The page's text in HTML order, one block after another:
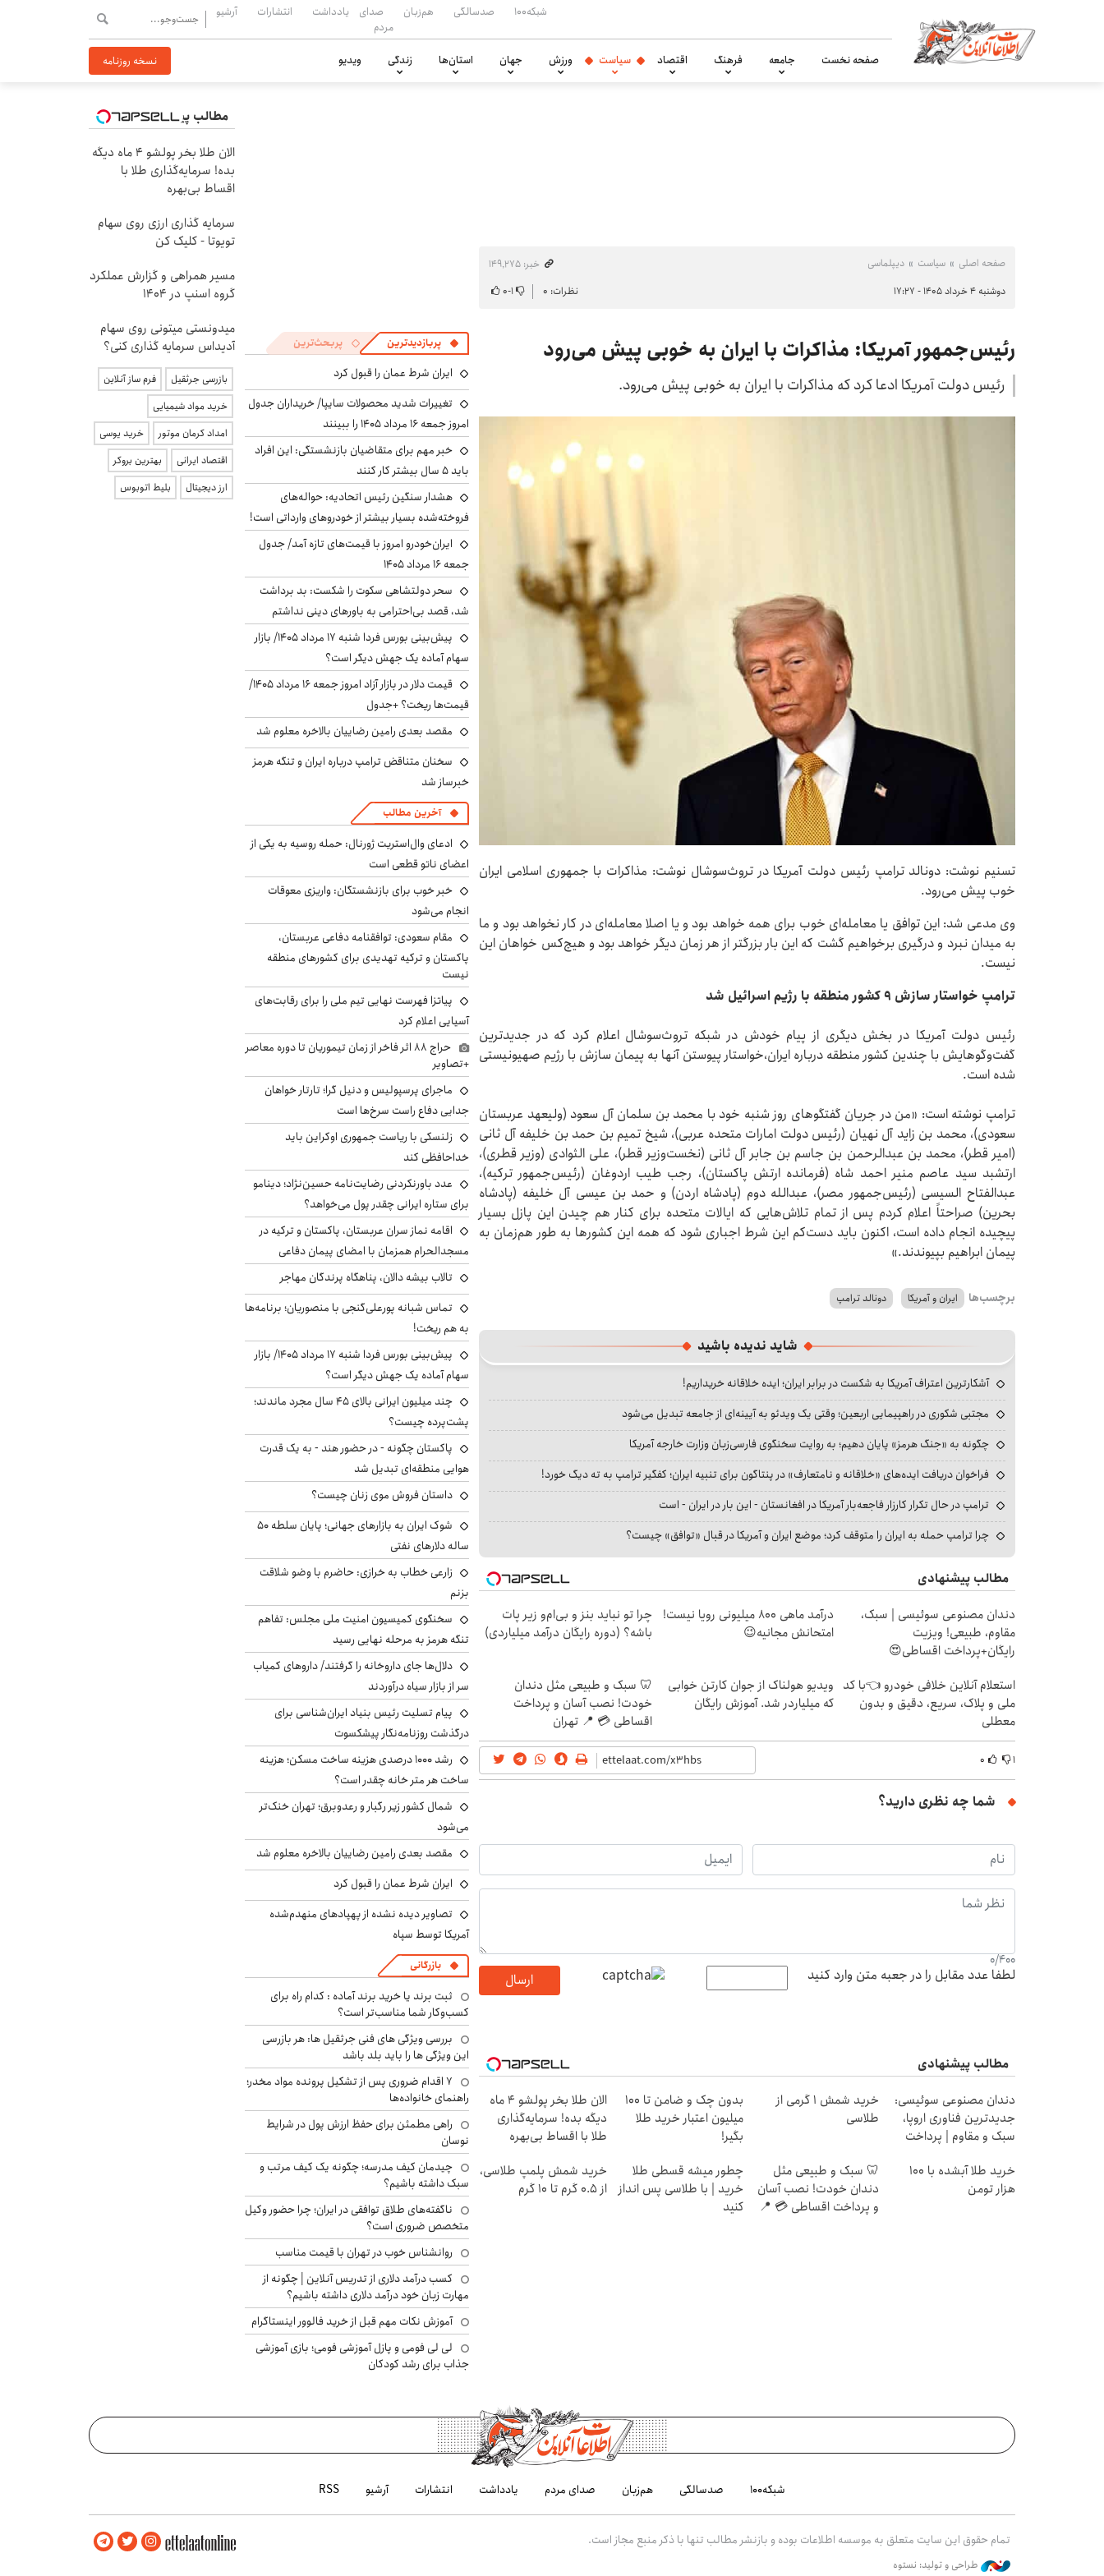
شبکه۱۰۰ صدسالگی هم‌زبان
صدای
مردم
یادداشت انتشارات آرشیو
صفحه نخست جامعه فرهنگ اقتصاد سیاست ورزش جهان استان‌ها زندگی ویدیو نسخه روزنامه
صفحه اصلی سیاست دیپلماسی
خبر: ۱۴۹٬۲۷۵
دوشنبه ۴ خرداد ۱۴۰۵ - ۱۷:۲۷
نظرات: ۰ ۱-۰
رئیس‌جمهور آمریکا: مذاکرات با ایران به خوبی پیش می‌رود
رئیس دولت آمریکا ادعا کرد که مذاکرات با ایران به خوبی پیش می‌رود.
تسنیم نوشت: دونالد ترامپ رئیس دولت آمریکا در تروث‌سوشال نوشت: مذاکرات با جمهوری اسلامی ایران
خوب پیش می‌رود.
وی مدعی شد: این توافق یا معامله‌ای خوب برای همه خواهد بود و یا اصلا معامله‌ای در کار نخواهد بود و ما
به میدان نبرد و درگیری برخواهیم گشت که این بار بزرگتر از هر زمان دیگر خواهد بود و هیچ‌کس خواهان این
نیست.
ترامپ خواستار سازش ۹ کشور منطقه با رژیم اسرائیل شد
رئیس‌ دولت آمریکا در بخش دیگری از پیام خودش در شبکه تروث‌سوشال اعلام کرد که در جدیدترین
گفت‌وگوهایش با چندین کشور منطقه درباره ایران،خواستار پیوستن آنها به پیمان سازش با رژیم صهیونیستی
شده است.
ترامپ نوشته است: «من در جریان گفتگوهای روز شنبه خود با محمد بن سلمان آل سعود (ولیعهد عربستان
سعودی)، محمد بن زاید آل نهیان (رئیس دولت امارات متحده عربی)، شیخ تمیم بن حمد بن خلیفه آل ثانی
(امیر قطر)، محمد بن عبدالرحمن بن جاسم بن جابر آل ثانی (نخست‌وزیر قطر)، علی الثوادی (وزیر قطری)،
ارتشبد سید عاصم منیر احمد شاه (فرمانده ارتش پاکستان)، رجب طیب اردوغان (رئیس‌جمهور ترکیه)،
عبدالفتاح السیسی (رئیس‌جمهور مصر)، عبدالله دوم (پادشاه اردن) و حمد بن عیسی آل خلیفه (پادشاه
بحرین) صراحتاً اعلام کردم پس از تمام تلاش‌هایی که ایالات متحده برای کنار هم چیدن این پازل بسیار
پیچیده انجام داده است، اکنون باید دست‌کم این شرط اجباری شود که همه این کشورها به طور هم‌زمان به
پیمان ابراهیم بپیوندند.»
برچسب‌ها ایران و آمریکا دونالد ترامپ
شاید ندیده باشید
آشکارترین اعتراف آمریکا به شکست در برابر ایران؛ ایده خلاقانه خریداریم!
مجتبی شکوری در راهپیمایی اربعین؛ وقتی یک ویدئو به آیینه‌ای از جامعه تبدیل می‌شود
چگونه به «جنگ هرمز» پایان دهیم؛ به روایت سخنگوی فارسی‌زبان وزارت خارجه آمریکا
فراخوان دریافت ایده‌های «خلاقانه و نامتعارف» در پنتاگون برای تنبیه ایران؛ کفگیر ترامپ به ته دیگ خورد!
ترامپ در حال تکرار کارزار فاجعه‌بار آمریکا در افغانستان - این بار در ایران - است
چرا ترامپ حمله به ایران را متوقف کرد؛ موضع ایران و آمریکا در قبال «توافق» چیست؟
مطالب پیشنهادی
دندان مصنوعی سوئیسی | سبک،
مقاوم، طبیعی! ویزیت
رایگان+پرداخت اقساطی😍
درآمد ماهی 800 میلیونی رویا نیست!
امتحانش مجانیه😉
چرا تو نباید بنز و بی‌ام‌و زیر پات
باشه؟ (دوره رایگان درآمد میلیاردی)
استعلام آنلاین خلافی خودرو 👈با کد
ملی و پلاک، سریع، دقیق و بدون
معطلی
ویدیو هولناک از جوان کارتن خوابی
که میلیاردر شد. آموزش رایگان
🦷 سبک و طبیعی مثل دندان
خودت! نصب آسان و پرداخت
اقساطی 💳 📍 تهران
۱ ۰
شما چه نظری دارید؟
0/400
لطفا عدد مقابل را در جعبه متن وارد کنید ارسال
مطالب پیشنهادی
دندان مصنوعی سوئیسی:
جدیدترین فناوری اروپا،
سبک و مقاوم | پرداخت
خرید شمش 1 گرمی از
طلاسی
بدون چک و ضامن تا 100
میلیون اعتبار خرید طلا
بگیر!
الان طلا بخر پولشو 4 ماه
دیگه بده! سرمایه‌گذاری
طلا با اقساط بی‌بهره
خرید طلا آبشده با 100
هزار تومن
🦷 سبک و طبیعی مثل
دندان خودت! نصب آسان
و پرداخت اقساطی 💳 📍
چطور میشه قسطی طلا
خرید | با طلاسی پس انداز
کنید
خرید شمش پلمپ طلاسی،
از ۰.۵ گرم تا ۱۰ گرم
پربازدیدترین پربحث‌ترین
ایران شرط عمان را قبول کرد
تغییرات شدید محصولات سایپا/ خریداران جدول
امروز جمعه ۱۶ مرداد ۱۴۰۵ را ببینند
خبر مهم برای متقاضیان بازنشستگی: این افراد
باید ۵ سال بیشتر کار کنند
هشدار سنگین رئیس اتحادیه: حواله‌های
فروخته‌شده بسیار بیشتر از خودروهای وارداتی است!
ایران‌خودرو امروز با قیمت‌های تازه آمد/ جدول
جمعه ۱۶ مرداد ۱۴۰۵
سحر دولتشاهی سکوت را شکست: بد برداشت
شد، قصد بی‌احترامی به باورهای دینی نداشتم
پیش‌بینی بورس فردا شنبه ۱۷ مرداد ۱۴۰۵/ بازار
سهام آماده یک جهش دیگر است؟
قیمت دلار در بازار آزاد امروز جمعه ۱۶ مرداد ۱۴۰۵/
قیمت‌ها ریخت؟ +جدول
مقصد بعدی رامین رضاییان بالاخره معلوم شد
سخنان متناقض ترامپ درباره ایران و تنگه هرمز
خبرساز شد
آخرین مطالب
ادعای وال‌استریت ژورنال: حمله روسیه به یکی از
اعضای ناتو قطعی است
خبر خوب برای بازنشستگان: واریزی معوقات
انجام می‌شود
مقام سعودی: توافقنامه دفاعی عربستان،
پاکستان و ترکیه تهدیدی برای کشورهای منطقه
نیست
پیاتزا فهرست نهایی تیم ملی را برای رقابت‌های
آسیایی اعلام کرد
حراج ۸۸ اثر فاخر از زمان تیموریان تا دوره معاصر
+تصاویر
ماجرای پرسپولیس و دنیل گرا؛ تارتار خواهان
جدایی دفاع راست سرخ‌ها است
زلنسکی با ریاست جمهوری اوکراین باید
خداحافظی کند
عدد باورنکردنی رضایت‌نامه حسین‌نژاد؛ دینامو
برای ستاره ایرانی چقدر پول می‌خواهد؟
اقامه نماز سران عربستان، پاکستان و ترکیه در
مسجدالحرام همزمان با امضای پیمان دفاعی
تالاب بیشه دالان، پناهگاه پرندگان مهاجر
تماس شبانه پورعلی‌گنجی با منصوریان؛ برنامه‌ها
به هم ریخت!
پیش‌بینی بورس فردا شنبه ۱۷ مرداد ۱۴۰۵/ بازار
سهام آماده یک جهش دیگر است؟
چند میلیون ایرانی بالای ۴۵ سال مجرد ماندند؛
پشت‌پرده چیست؟
پاکستان چگونه - در حضور هند - به یک قدرت
هوایی منطقه‌ای تبدیل شد
داستان فروش موی زنان چیست؟
شوک ایران به بازارهای جهانی؛ پایان سلطه ۵۰
ساله دلارهای نفتی
زارعی خطاب به خرازی: حاضرم با وضو شلاقت
بزنم
سخنگوی کمیسیون امنیت ملی مجلس: تفاهم
تنگه هرمز به مرحله نهایی رسید
دلال‌ها جای داروخانه را گرفتند/ داروهای کمیاب
سر از بازار سیاه درآوردند
پیام تسلیت رئیس بنیاد ایران‌شناسی برای
درگذشت روزنامه‌نگار پیشکسوت
رشد ۱۰۰۰ درصدی هزینه ساخت مسکن؛ هزینه
ساخت هر متر خانه چقدر است؟
شمال کشور زیر رگبار و رعدوبرق؛ تهران خنک‌تر
می‌شود
مقصد بعدی رامین رضاییان بالاخره معلوم شد
ایران شرط عمان را قبول کرد
تصاویر دیده نشده از پهپادهای منهدم‌شده
آمریکا توسط سپاه
بازرگانی
ثبت برند یا خرید برند آماده : کدام راه برای
کسب‌وکار شما مناسب‌تر است؟
بررسی ویژگی های فنی جرثقیل ها: هر بازرسی
این ویژگی ها را باید بلد باشد
۷ اقدام ضروری پس از تشکیل پرونده مواد مخدر؛
راهنمای خانواده‌ها
راهی مطمئن برای حفظ ارزش پول در شرایط
نوسان
چیدمان کیف مدرسه؛ چگونه یک کیف مرتب و
سبک داشته باشیم؟
ناگفته‌های طلاق توافقی در ایران؛ چرا حضور وکیل
متخصص ضروری است؟
روانشناس خوب در تهران با قیمت مناسب
کسب درآمد دلاری از تدریس آنلاین | چگونه از
مهارت زبان خود درآمد دلاری داشته باشیم؟
آموزش نکات مهم قبل از خرید فالوور اینستاگرام
لی لی فومی و پازل آموزشی فومی؛ بازی آموزشی
جذاب برای رشد کودکان
مطالب پیشنهادی
الان طلا بخر پولشو 4 ماه دیگه
بده! سرمایه‌گذاری طلا با
اقساط بی‌بهره
سرمایه گذاری ارزی روی سهام
تویوتا - کلیک کن
مسیر همراهی و گزارش عملکرد
گروه اسنپ در ۱۴۰۴
میدونستی میتونی روی سهام
آدیداس سرمایه گذاری کنی؟
بازرسی جرثقیل
فرم ساز آنلاین
خرید مواد شیمیایی
امداد کرمان موتور
خرید یوسی
اقتصاد ایرانی
بهترین بروکر
ارز دیجیتال
بلیط اتوبوس
شبکه۱۰۰ صدسالگی هم‌زبان صدای مردم یادداشت انتشارات آرشیو RSS
تمام حقوق این سایت متعلق به موسسه اطلاعات بوده و بازنشر مطالب تنها با ذکر منبع مجاز است.
طراحی و تولید: نستوه